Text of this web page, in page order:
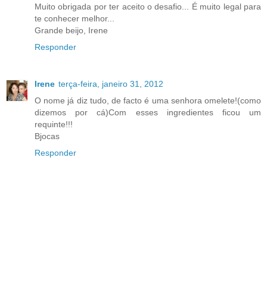
Muito obrigada por ter aceito o desafio... É muito legal para
te conhecer melhor...
Grande beijo, Irene
Responder
Irene terça-feira, janeiro 31, 2012
O nome já diz tudo, de facto é uma senhora omelete!(como
dizemos por cá)Com esses ingredientes ficou um
requinte!!!
Bjocas
Responder